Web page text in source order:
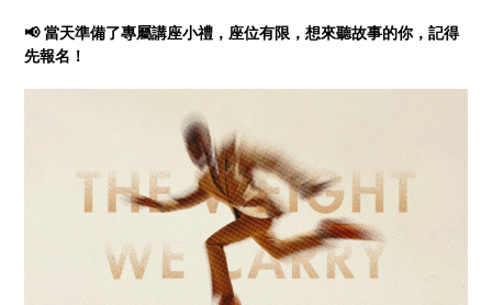
📢 當天準備了專屬講座小禮，座位有限，想來聽故事的你，記得
先報名！